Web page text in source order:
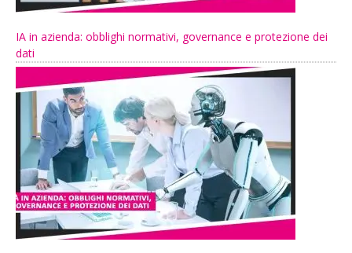
IA in azienda: obblighi normativi, governance e protezione dei
dati